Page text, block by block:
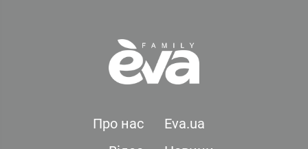
Про нас
Eva.ua